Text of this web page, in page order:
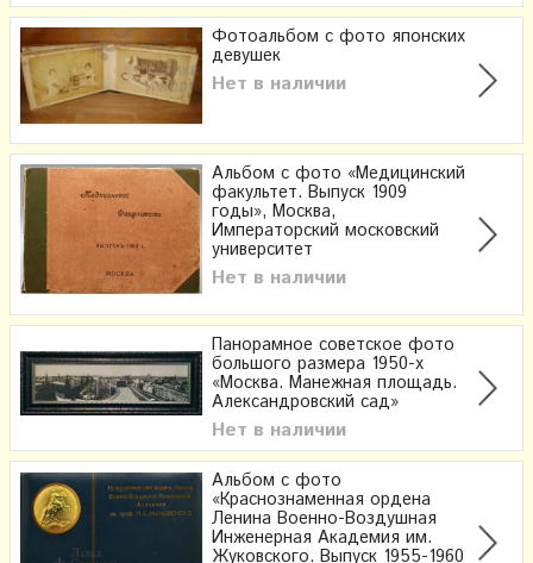
Фотоальбом с фото японских
девушек
Нет в наличии
Альбом с фото «Медицинский
факультет. Выпуск 1909
годы», Москва,
Императорский московский
университет
Нет в наличии
Панорамное советское фото
большого размера 1950-х
«Москва. Манежная площадь.
Александровский сад»
Нет в наличии
Альбом с фото
«Краснознаменная ордена
Ленина Военно-Воздушная
Инженерная Академия им.
Жуковского. Выпуск 1955-1960